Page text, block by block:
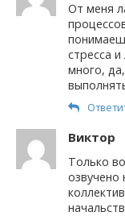
От меня
стресса
много,
Виктор
Только
озвучено